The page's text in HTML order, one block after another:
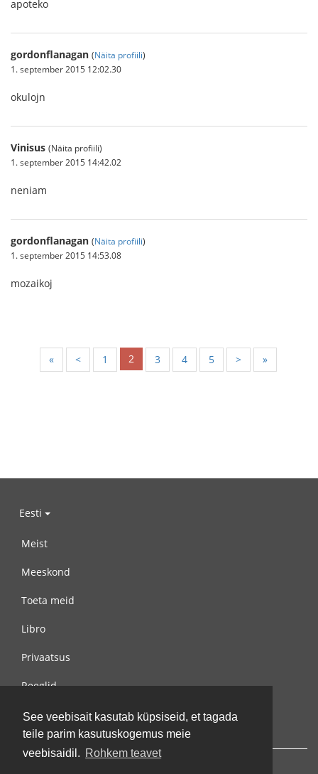
See veebisait kasutab küpsiseid, et tagada
teile parim kasutuskogemus meie
veebisaidil. Rohkem teavet
apoteko
gordonflanagan (Näita profiili)
1. september 2015 12:02.30
okulojn
Vinisus (Näita profiili)
1. september 2015 14:42.02
neniam
gordonflanagan (Näita profiili)
1. september 2015 14:53.08
mozaikoj
« < 1 2 3 4 5 > »
Eesti
Meist
Meeskond
Toeta meid
Libro
Privaatsus
Reeglid
Võta meiega ühendust